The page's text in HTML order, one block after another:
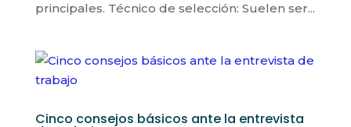
principales. Técnico de selección: Suelen ser...
Cinco consejos básicos ante la entrevista